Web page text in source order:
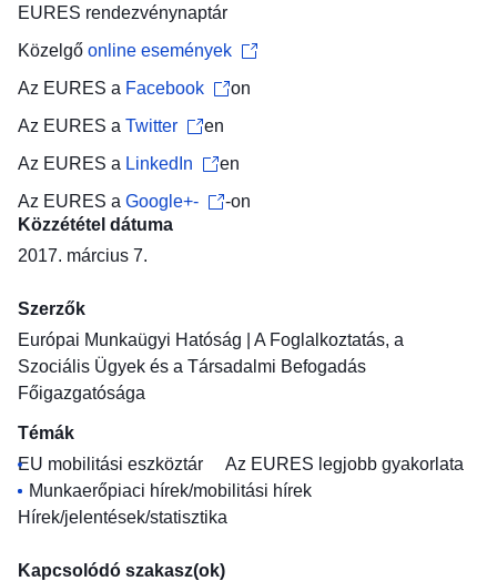
EURES rendezvénynaptár
Közelgő online események
Az EURES a Facebook
on
Az EURES a Twitter
en
Az EURES a LinkedIn
en
Az EURES a Google+-
-on
Közzététel dátuma
2017. március 7.
Szerzők
Európai Munkaügyi Hatóság
A Foglalkoztatás, a
Szociális Ügyek és a Társadalmi Befogadás
Főigazgatósága
Témák
EU mobilitási eszköztár
Az EURES legjobb gyakorlata
Munkaerőpiaci hírek/mobilitási hírek
Hírek/jelentések/statisztika
Kapcsolódó szakasz(ok)